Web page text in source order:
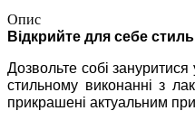
Опис
Відкрийте для себе
Дозвольте собі
стильному виконанні з
прикрашені актуальним